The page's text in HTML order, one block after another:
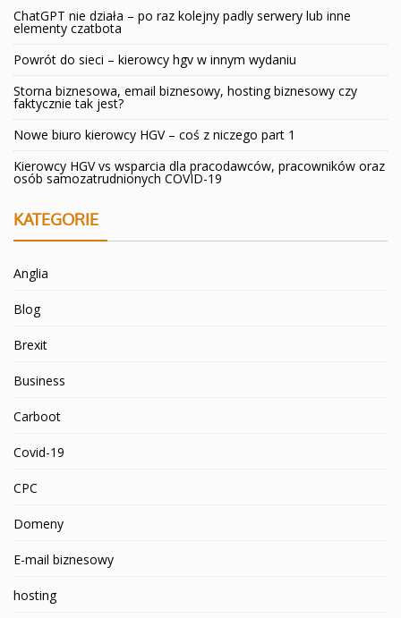
ChatGPT nie działa – po raz kolejny padly serwery lub inne
elementy czatbota
Powrót do sieci – kierowcy hgv w innym wydaniu
Storna biznesowa, email biznesowy, hosting biznesowy czy
faktycznie tak jest?
Nowe biuro kierowcy HGV – coś z niczego part 1
Kierowcy HGV vs wsparcia dla pracodawców, pracowników oraz
osób samozatrudnionych COVID-19
KATEGORIE
Anglia
Blog
Brexit
Business
Carboot
Covid-19
CPC
Domeny
E-mail biznesowy
hosting